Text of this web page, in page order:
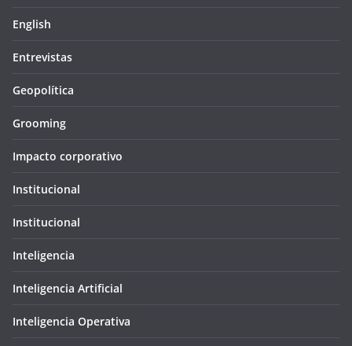
English
Entrevistas
Geopolítica
Grooming
Impacto corporativo
Institucional
Institucional
Inteligencia
Inteligencia Artificial
Inteligencia Operativa